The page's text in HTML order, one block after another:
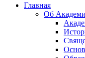
Главная
Об